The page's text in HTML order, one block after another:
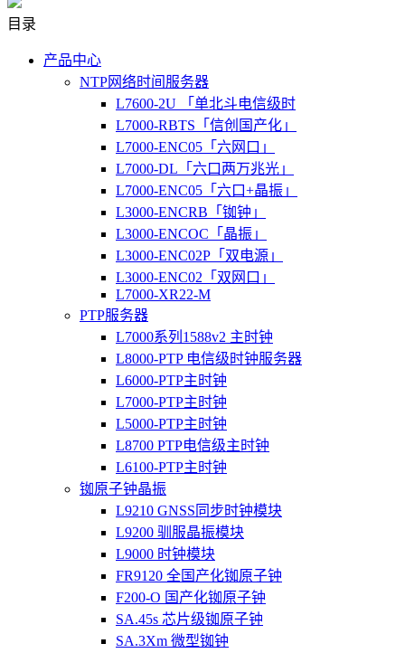
目录
产品中心
NTP网络时间服务器
L7600-2U 「单北斗电信级时
L7000-RBTS「信创国产化」
L7000-ENC05「六网口」
L7000-DL「六口两万兆光」
L7000-ENC05「六口+晶振」
L3000-ENCRB「铷钟」
L3000-ENCOC「晶振」
L3000-ENC02P「双电源」
L3000-ENC02「双网口」
L7000-XR22-M
PTP服务器
L7000系列1588v2 主时钟
L8000-PTP 电信级时钟服务器
L6000-PTP主时钟
L7000-PTP主时钟
L5000-PTP主时钟
L8700 PTP电信级主时钟
L6100-PTP主时钟
铷原子钟晶振
L9210 GNSS同步时钟模块
L9200 驯服晶振模块
L9000 时钟模块
FR9120 全国产化铷原子钟
F200-O 国产化铷原子钟
SA.45s 芯片级铷原子钟
SA.3Xm 微型铷钟